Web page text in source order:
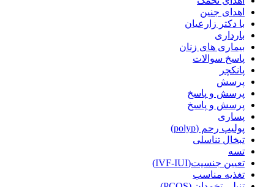
اهدای جنین
با دکتر زارعیان
بارداری
بیماری های زنان
پاسخ سوالات
پانکچر
پرسش
پرسش و پاسخ
پرسش و پاسخ
پساری
پولیپ رحم (polyp)
تبخال تناسلی
تسه
تعیین جنسیت(IVF-IUI)
تغذیه مناسب